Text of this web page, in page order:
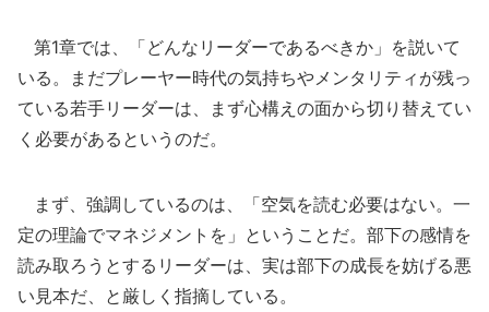
第1章では、「どんなリーダーであるべきか」を説いて
いる。まだプレーヤー時代の気持ちやメンタリティが残っ
ている若手リーダーは、まず心構えの面から切り替えてい
く必要があるというのだ。
まず、強調しているのは、「空気を読む必要はない。一
定の理論でマネジメントを」ということだ。部下の感情を
読み取ろうとするリーダーは、実は部下の成長を妨げる悪
い見本だ、と厳しく指摘している。